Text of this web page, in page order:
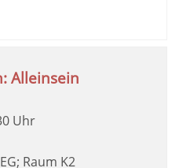
Alleinsein
Uhr
Raum K2